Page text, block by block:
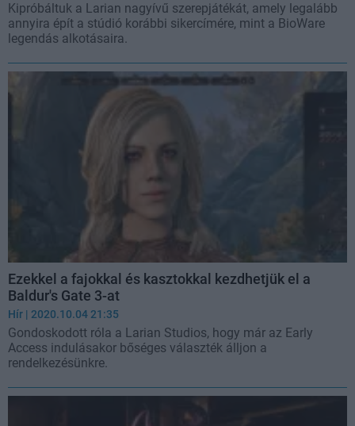
Kipróbáltuk a Larian nagyívű szerepjátékát, amely legalább
annyira épít a stúdió korábbi sikercímére, mint a BioWare
legendás alkotásaira.
Ezekkel a fajokkal és kasztokkal kezdhetjük el a
Baldur's Gate 3-at
Hír | 2020.10.04 21:35
Gondoskodott róla a Larian Studios, hogy már az Early
Access indulásakor bőséges választék álljon a
rendelkezésünkre.